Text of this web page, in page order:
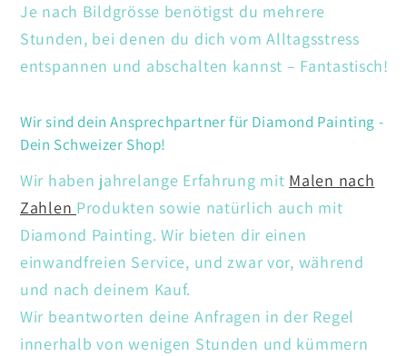
Je nach Bildgrösse benötigst du mehrere
Stunden, bei denen du dich vom Alltagsstress
entspannen und abschalten kannst – Fantastisch!
Wir sind dein Ansprechpartner für Diamond Painting -
Dein Schweizer Shop!
Wir haben jahrelange Erfahrung mit Malen nach
Zahlen Produkten sowie natürlich auch mit
Diamond Painting. Wir bieten dir einen
einwandfreien Service, und zwar vor, während
und nach deinem Kauf.
Wir beantworten deine Anfragen in der Regel
innerhalb von wenigen Stunden und kümmern